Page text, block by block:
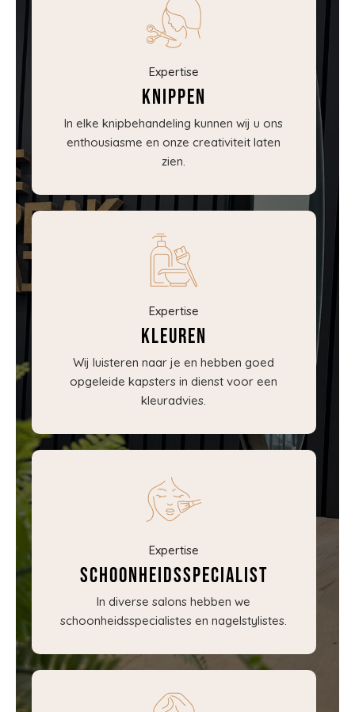
Expertise
Knippen
In elke knipbehandeling kunnen wij u ons
enthousiasme en onze creativiteit laten
zien.
Expertise
Kleuren
Wij luisteren naar je en hebben goed
opgeleide kapsters in dienst voor een
kleuradvies.
Expertise
Schoonheidsspecialist
In diverse salons hebben we
schoonheidsspecialistes en nagelstylistes.